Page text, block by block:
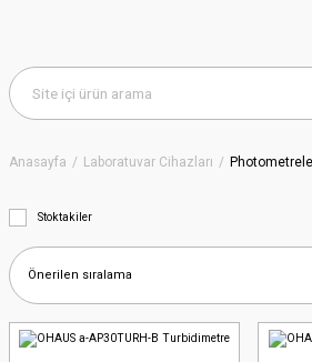
Anasayfa Laboratuvar Cihazları
Stoktakiler